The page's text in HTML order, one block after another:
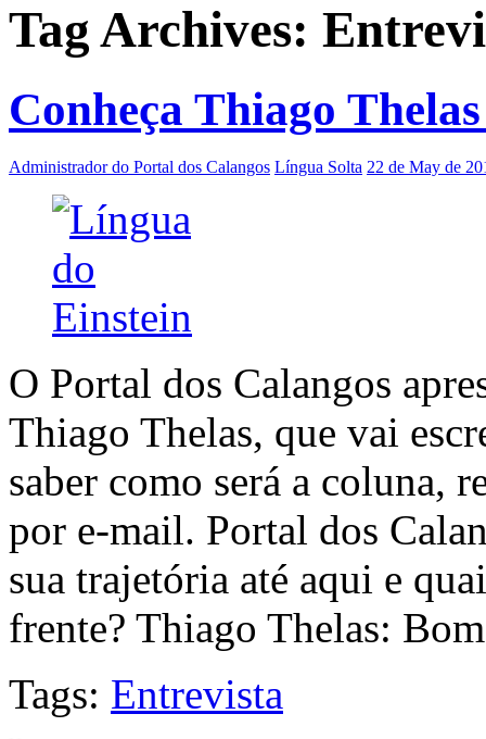
Tag Archives:
Conheça Thiago
Administrador do Portal dos Calangos Língua Solta 22 de May de
O Portal dos Calangos
Thiago Thelas, que vai
saber como será a coluna,
por e-mail. Portal dos
sua trajetória até aqui e
frente? Thiago Thelas:
Tags: Entrevista